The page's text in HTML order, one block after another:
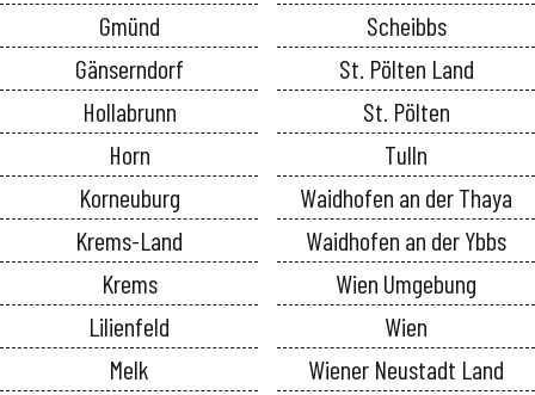
Gmünd
Gänserndorf
Hollabrunn
Horn
Korneuburg
Krems-Land
Krems
Lilienfeld
Melk
Scheibbs
St. Pölten Land
St. Pölten
Tulln
Waidhofen an der Thaya
Waidhofen an der Ybbs
Wien Umgebung
Wien
Wiener Neustadt Land